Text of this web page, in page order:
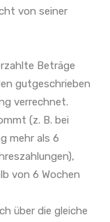
von seiner
Beträge
gutgeschrieben
verrechnet.
(z. B. bei
mehr als 6
von 6 Wochen
über die gleiche